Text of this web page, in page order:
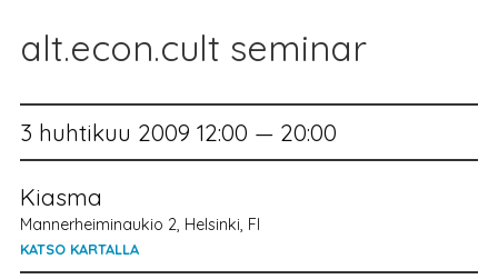
alt.econ.cult seminar
3 huhtikuu 2009 12:00 — 20:00
Kiasma
Mannerheiminaukio 2, Helsinki, FI
KATSO KARTALLA